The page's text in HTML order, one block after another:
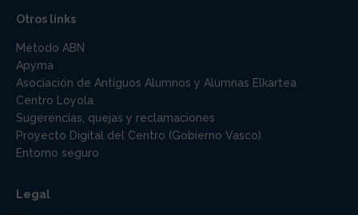
Otros links
Método ABN
Apyma
Asociación de Antiguos Alumnos y Alumnas Elkartea
Centro Loyola
Sugerencias, quejas y reclamaciones
Proyecto Digital del Centro (Gobierno Vasco)
Entorno seguro
Legal